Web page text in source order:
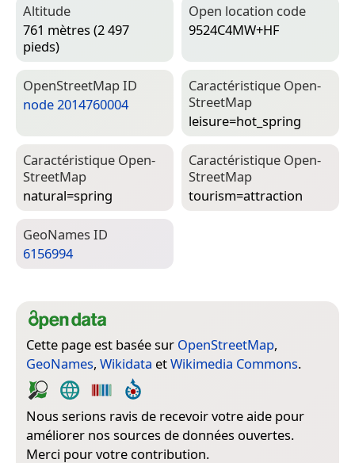
Altitude
761 mètres (2 497
pieds)
Open location code
9524C4MW+HF
Open­Street­Map ID
node 2014760004
Caractéristique Open­
Street­Map
leisure=­hot_spring
Caractéristique Open­
Street­Map
natural=­spring
Caractéristique Open­
Street­Map
tourism=­attraction
Geo­Names ID
6156994
Cette page est basée sur OpenStreetMap,
GeoNames, Wikidata etWikimedia Commons.
Nous serions ravis de recevoir votre aide pour
améliorer nos sources de données ouvertes.
Merci pour votre contribution.